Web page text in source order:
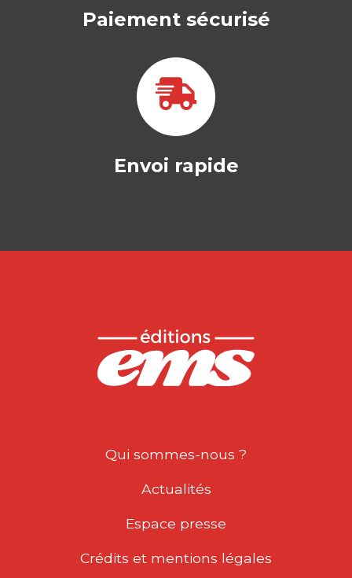
Paiement sécurisé
Envoi rapide
Qui sommes-nous ?
Actualités
Espace presse
Crédits et mentions légales